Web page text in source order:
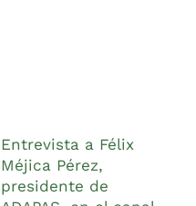
Entrevista a Félix
Méjica Pérez,
presidente de